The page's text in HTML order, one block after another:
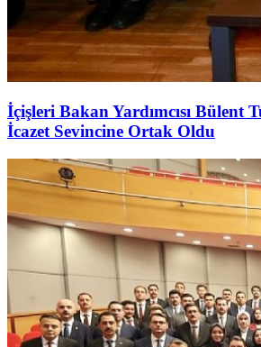
İçişleri Bakan Yardımcısı Bülent
İcazet Sevincine Ortak Oldu